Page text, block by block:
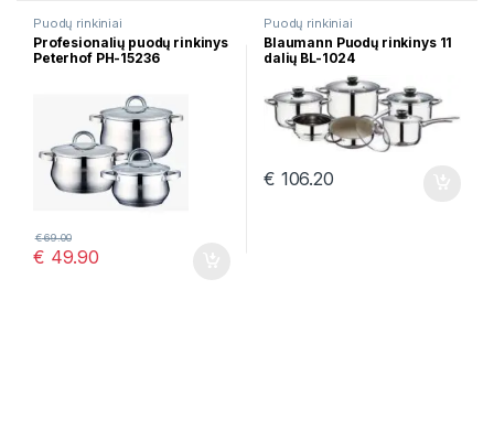
Puodų rinkiniai
Profesionalių puodų rinkinys
Peterhof PH-15236
€ 49.90
€69.00
Puodų rinkiniai
Blaumann Puodų rinkinys 11
dalių BL-1024
€ 106.20